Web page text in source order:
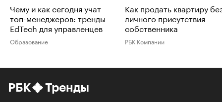
Чему и как сегодня учат
топ-менеджеров: тренды
EdTech для управленцев
Образование
Как продать квартиру
личного присутствия
собственника
РБК Компании
РБК Тренды